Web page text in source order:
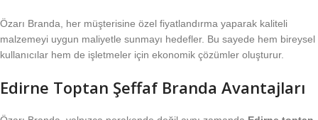
Özarı Branda, her müşterisine özel fiyatlandırma yaparak kaliteli
malzemeyi uygun maliyetle sunmayı hedefler. Bu sayede hem bireysel
kullanıcılar hem de işletmeler için ekonomik çözümler oluşturur.
Edirne Toptan Şeffaf Branda Avantajları